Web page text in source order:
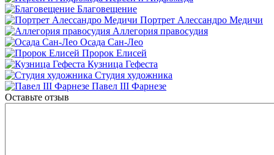
Благовещение
Портрет Алессандро Медичи
Аллегория правосудия
Осада Сан-Лео
Пророк Елисей
Кузница Гефеста
Студия художника
Павел III Фарнезе
Оставьте отзыв